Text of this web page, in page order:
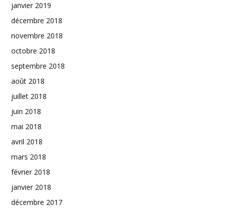
janvier 2019
décembre 2018
novembre 2018
octobre 2018
septembre 2018
août 2018
juillet 2018
juin 2018
mai 2018
avril 2018
mars 2018
février 2018
janvier 2018
décembre 2017